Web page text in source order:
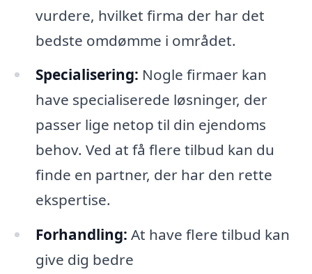
vurdere, hvilket firma der har det
bedste omdømme i området.
Specialisering: Nogle firmaer kan
have specialiserede løsninger, der
passer lige netop til din ejendoms
behov. Ved at få flere tilbud kan du
finde en partner, der har den rette
ekspertise.
Forhandling: At have flere tilbud kan
give dig bedre